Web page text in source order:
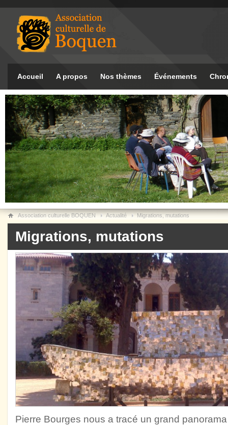
Accueil A propos Nos thèmes Événements
Association culturelle BOQUEN Actualité Migrations, mutations
Migrations, mutations
Pierre Bourges nous a tracé un grand